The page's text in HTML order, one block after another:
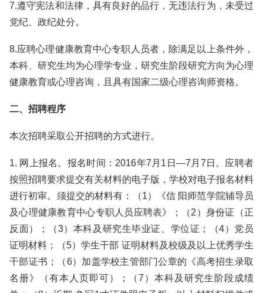
7.遵守宪法和法律，具有良好的品行，无违法行为，未受过
党纪、政纪处分。
8.应聘心理健康教育中心专职人员者，除满足以上条件外，
本科、研究生均为心理学专业，研究生阶段研究方向为心理
健康教育或心理咨询，且具有国家二级心理咨询师资格。
二、招聘程序
本次招聘采取公开招聘的方式进行。
1. 网上报名。报名时间：2016年7月1日—7月7日。应聘者
按照招聘要求提交有关材料的电子版，学校对电子报名材料
进行初审。须提交的材料有：（1）《信 阳师范学院辅导员
及心理健康教育中心专职人员应聘表》；（2）身份证（正
反面）；（3）本科及研究生毕业证、学位证；（4）党员
证明材料；（5）学生干部 证明材料及校级及以上优秀学生
干部证书；（6）加盖学校主管部门公章的《高考招生录取
名册》（有本人页即可）；（7）本科及研究生阶段成绩